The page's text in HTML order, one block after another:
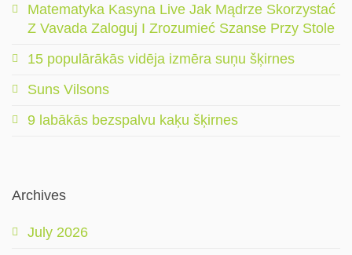
Matematyka Kasyna Live Jak Mądrze Skorzystać
Z Vavada Zaloguj I Zrozumieć Szanse Przy Stole
15 populārākās vidēja izmēra suņu šķirnes
Suns Vilsons
9 labākās bezspalvu kaķu šķirnes
Archives
July 2026